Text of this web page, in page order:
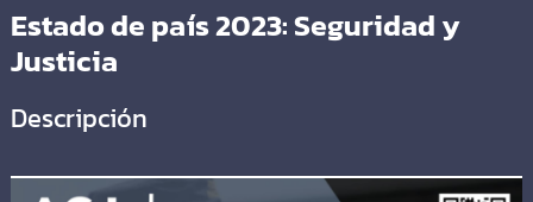
Estado de país 2023: Seguridad y
Justicia
Descripción